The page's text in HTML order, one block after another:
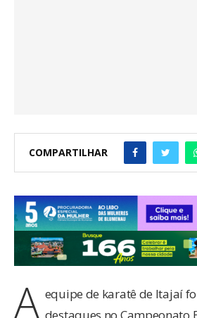
COMPARTILHAR
A equipe de karatê de Itajaí